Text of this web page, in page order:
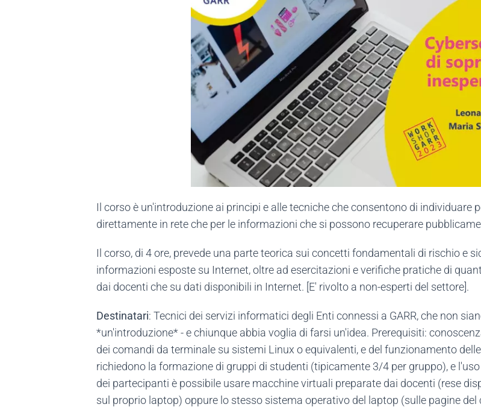
Il corso è un'introduzione ai principi e alle tecniche che consentono di individuare
direttamente in rete che per le informazioni che si possono recuperare
Il corso, di 4 ore, prevede una parte teorica sui concetti fondamentali di rischio e
informazioni esposte su Internet, oltre ad esercitazioni e verifiche pratiche di
dai docenti che su dati disponibili in Internet. [E' rivolto a non-esperti del settore].
Destinatari: Tecnici dei servizi informatici degli Enti connessi a GARR, che non
*un'introduzione* - e chiunque abbia voglia di farsi un'idea. Prerequisiti:
dei comandi da terminale su sistemi Linux o equivalenti, e del funzionamento
richiedono la formazione di gruppi di studenti (tipicamente 3/4 per gruppo), e
dei partecipanti è possibile usare macchine virtuali preparate dai docenti (rese
sul proprio laptop) oppure lo stesso sistema operativo del laptop (sulle pagine